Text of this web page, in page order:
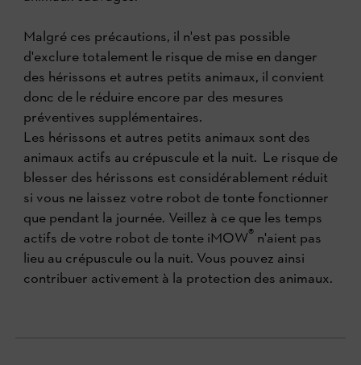
Malgré ces précautions, il n'est pas possible
d'exclure totalement le risque de mise en danger
des hérissons et autres petits animaux, il convient
donc de le réduire encore par des mesures
préventives supplémentaires.
Les hérissons et autres petits animaux sont des
animaux actifs au crépuscule et la nuit. Le risque de
blesser des hérissons est considérablement réduit
si vous ne laissez votre robot de tonte fonctionner
que pendant la journée. Veillez à ce que les temps
actifs de votre robot de tonte iMOW® n'aient pas
lieu au crépuscule ou la nuit. Vous pouvez ainsi
contribuer activement à la protection des animaux.